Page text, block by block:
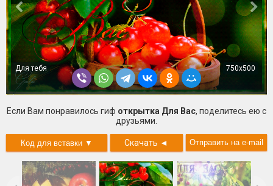
Для тебя 750x500
Если Вам понравилось гиф открытка Для Вас, поделитесь ею с
друзьями.
Скачать ◄